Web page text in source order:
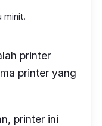
Ada manual
WiFi boleh
bagus!”
minit.
printer
printer yang
printer ini